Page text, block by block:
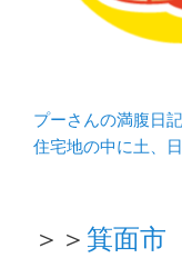
プーさんの満腹日
住宅地の中に土、
＞＞ 箕面市